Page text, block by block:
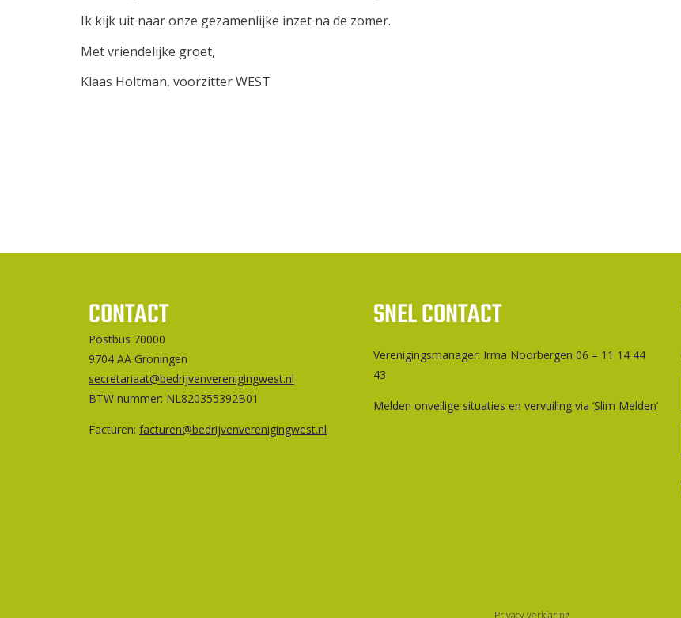
Ik kijk uit naar onze gezamenlijke inzet na de zomer.
Met vriendelijke groet,
Klaas Holtman, voorzitter WEST
CONTACT
Postbus 70000
9704 AA Groningen
secretariaat@bedrijvenverenigingwest.nl
BTW nummer: NL820355392B01
Facturen: facturen@bedrijvenverenigingwest.nl
SNEL CONTACT
Ver­e­ni­gings­ma­na­ger: Irma Noorbergen 06 – 11 14 44
43
Melden onveilige situaties en vervuiling via ‘Slim Melden‘
Privacy verklaring